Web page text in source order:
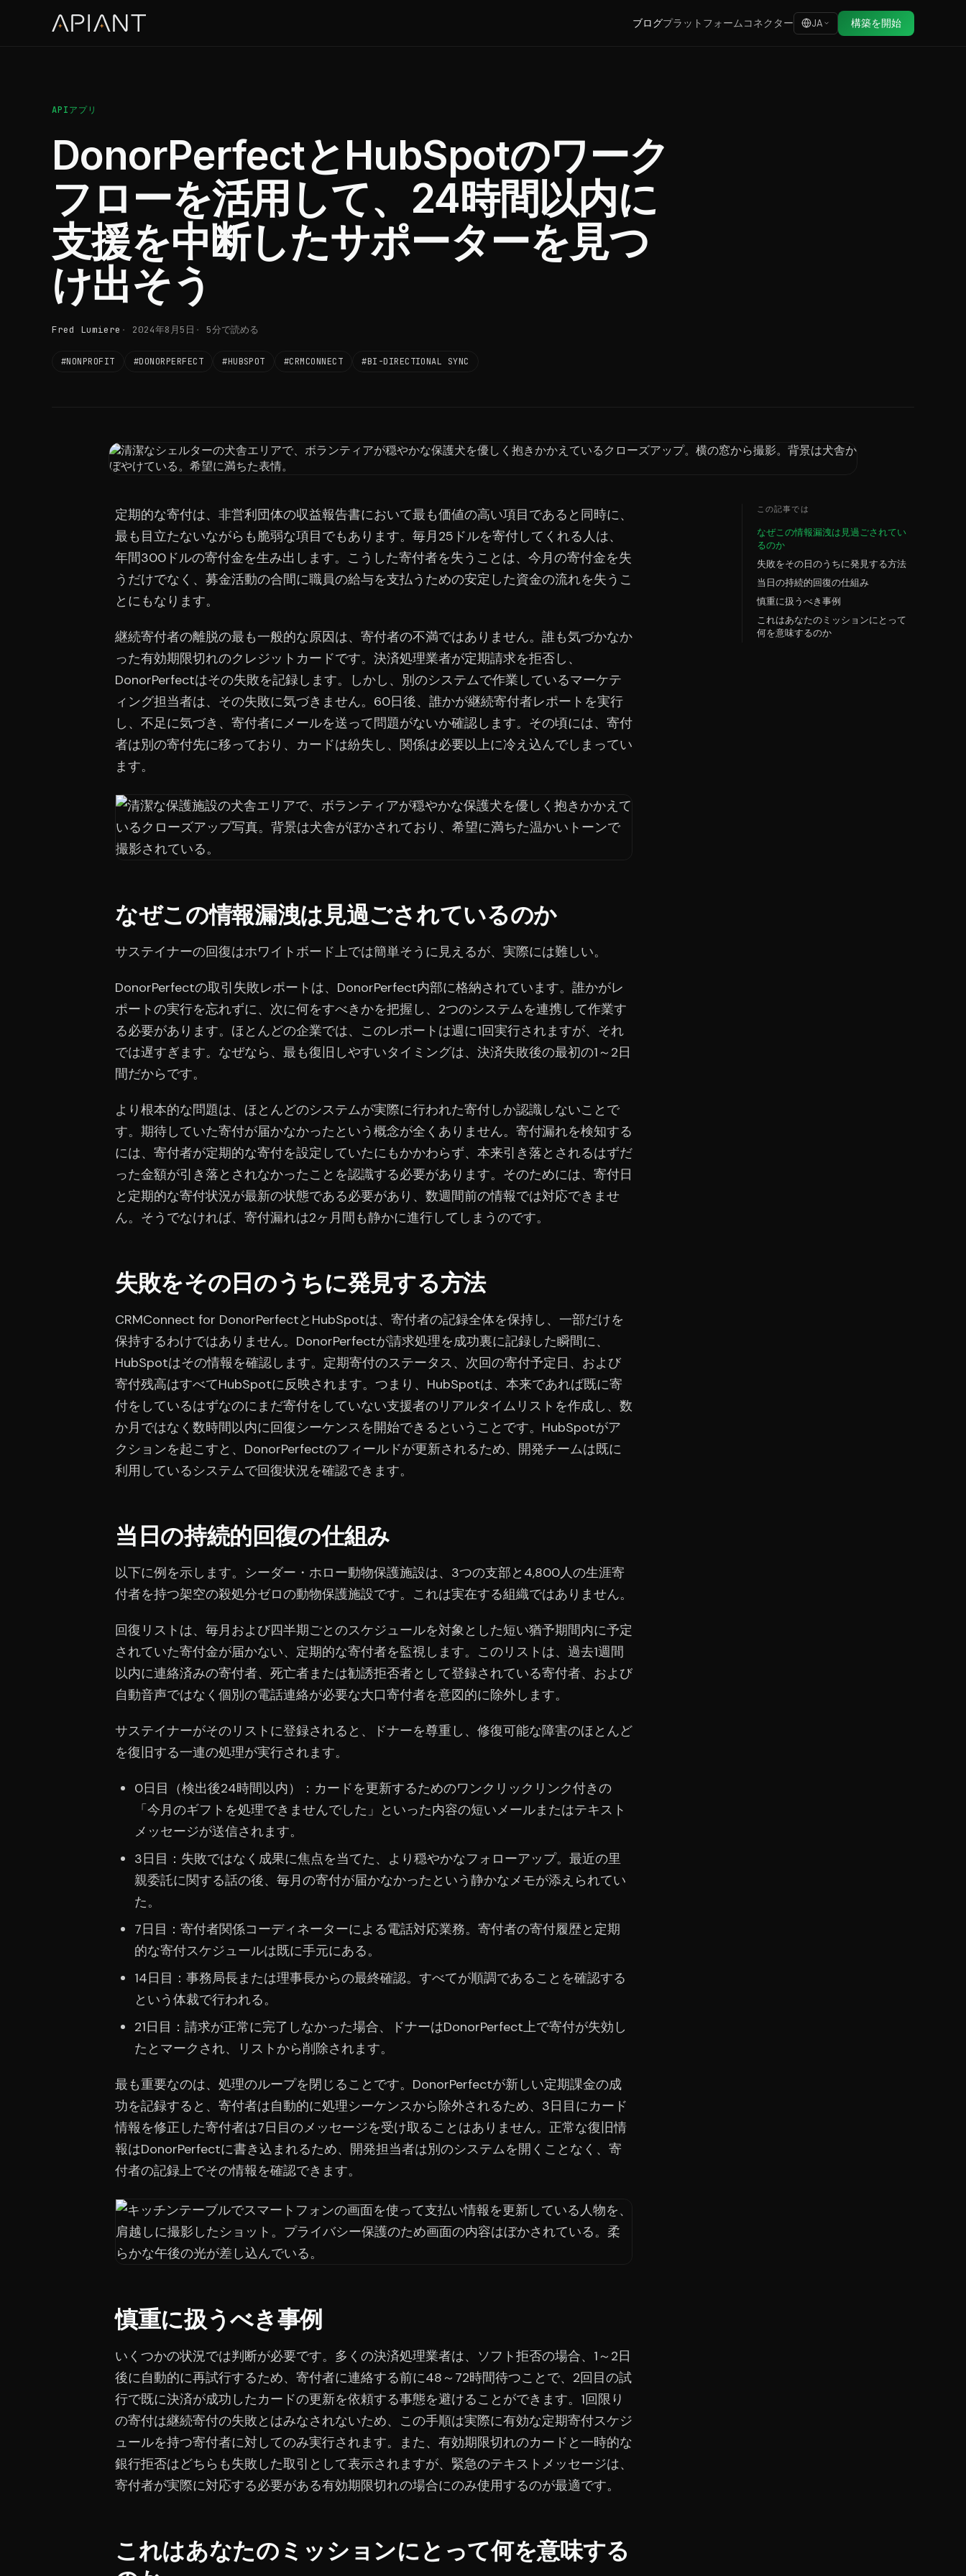
ブログプラットフォーム コネクター JA 構築を開始
APIアプリ
DonorPerfectとHubSpotのワーク
フローを活用して、24時間以内に
支援を中断したサポーターを見つ
け出そう
Fred Lumiere 2024年8月5日 5分で読める
#NONPROFIT #DONORPERFECT #HUBSPOT #CRMCONNECT #BI-DIRECTIONAL SYNC
定期的な寄付は、非営利団体の収益報告書において最も価値の高い項目であると同時に、
最も目立たないながらも脆弱な項目でもあります。毎月25ドルを寄付してくれる人は、
年間300ドルの寄付金を生み出します。こうした寄付者を失うことは、今月の寄付金を失
うだけでなく、募金活動の合間に職員の給与を支払うための安定した資金の流れを失うこ
とにもなります。
継続寄付者の離脱の最も一般的な原因は、寄付者の不満ではありません。誰も気づかなか
った有効期限切れのクレジットカードです。決済処理業者が定期請求を拒否し、
DonorPerfectはその失敗を記録します。しかし、別のシステムで作業しているマーケテ
ィング担当者は、その失敗に気づきません。60日後、誰かが継続寄付者レポートを実行
し、不足に気づき、寄付者にメールを送って問題がないか確認します。その頃には、寄付
者は別の寄付先に移っており、カードは紛失し、関係は必要以上に冷え込んでしまってい
ます。
なぜこの情報漏洩は見過ごされているのか
サステイナーの回復はホワイトボード上では簡単そうに見えるが、実際には難しい。
DonorPerfectの取引失敗レポートは、DonorPerfect内部に格納されています。誰かがレ
ポートの実行を忘れずに、次に何をすべきかを把握し、2つのシステムを連携して作業す
る必要があります。ほとんどの企業では、このレポートは週に1回実行されますが、それ
では遅すぎます。なぜなら、最も復旧しやすいタイミングは、決済失敗後の最初の1～2日
間だからです。
より根本的な問題は、ほとんどのシステムが実際に行われた寄付しか認識しないことで
す。期待していた寄付が届かなかったという概念が全くありません。寄付漏れを検知する
には、寄付者が定期的な寄付を設定していたにもかかわらず、本来引き落とされるはずだ
った金額が引き落とされなかったことを認識する必要があります。そのためには、寄付日
と定期的な寄付状況が最新の状態である必要があり、数週間前の情報では対応できませ
ん。そうでなければ、寄付漏れは2ヶ月間も静かに進行してしまうのです。
失敗をその日のうちに発見する方法
CRMConnect for DonorPerfectとHubSpotは、寄付者の記録全体を保持し、一部だけを
保持するわけではありません。DonorPerfectが請求処理を成功裏に記録した瞬間に、
HubSpotはその情報を確認します。定期寄付のステータス、次回の寄付予定日、および
寄付残高はすべてHubSpotに反映されます。つまり、HubSpotは、本来であれば既に寄
付をしているはずなのにまだ寄付をしていない支援者のリアルタイムリストを作成し、数
か月ではなく数時間以内に回復シーケンスを開始できるということです。HubSpotがア
クションを起こすと、DonorPerfectのフィールドが更新されるため、開発チームは既に
利用しているシステムで回復状況を確認できます。
当日の持続的回復の仕組み
以下に例を示します。シーダー・ホロー動物保護施設は、3つの支部と4,800人の生涯寄
付者を持つ架空の殺処分ゼロの動物保護施設です。これは実在する組織ではありません。
回復リストは、毎月および四半期ごとのスケジュールを対象とした短い猶予期間内に予定
されていた寄付金が届かない、定期的な寄付者を監視します。このリストは、過去1週間
以内に連絡済みの寄付者、死亡者または勧誘拒否者として登録されている寄付者、および
自動音声ではなく個別の電話連絡が必要な大口寄付者を意図的に除外します。
サステイナーがそのリストに登録されると、ドナーを尊重し、修復可能な障害のほとんど
を復旧する一連の処理が実行されます。
0日目（検出後24時間以内）：カードを更新するためのワンクリックリンク付きの
「今月のギフトを処理できませんでした」といった内容の短いメールまたはテキスト
メッセージが送信されます。
3日目：失敗ではなく成果に焦点を当てた、より穏やかなフォローアップ。最近の里
親委託に関する話の後、毎月の寄付が届かなかったという静かなメモが添えられてい
た。
7日目：寄付者関係コーディネーターによる電話対応業務。寄付者の寄付履歴と定期
的な寄付スケジュールは既に手元にある。
14日目：事務局長または理事長からの最終確認。すべてが順調であることを確認する
という体裁で行われる。
21日目：請求が正常に完了しなかった場合、ドナーはDonorPerfect上で寄付が失効し
たとマークされ、リストから削除されます。
最も重要なのは、処理のループを閉じることです。DonorPerfectが新しい定期課金の成
功を記録すると、寄付者は自動的に処理シーケンスから除外されるため、3日目にカード
情報を修正した寄付者は7日目のメッセージを受け取ることはありません。正常な復旧情
報はDonorPerfectに書き込まれるため、開発担当者は別のシステムを開くことなく、寄
付者の記録上でその情報を確認できます。
慎重に扱うべき事例
いくつかの状況では判断が必要です。多くの決済処理業者は、ソフト拒否の場合、1～2日
後に自動的に再試行するため、寄付者に連絡する前に48～72時間待つことで、2回目の試
行で既に決済が成功したカードの更新を依頼する事態を避けることができます。1回限り
の寄付は継続寄付の失敗とはみなされないため、この手順は実際に有効な定期寄付スケジ
ュールを持つ寄付者に対してのみ実行されます。また、有効期限切れのカードと一時的な
銀行拒否はどちらも失敗した取引として表示されますが、緊急のテキストメッセージは、
寄付者が実際に対応する必要がある有効期限切れの場合にのみ使用するのが最適です。
これはあなたのミッションにとって何を意味する
この記事では
なぜこの情報漏洩は見過ごされてい
るのか
失敗をその日のうちに発見する方法
当日の持続的回復の仕組み
慎重に扱うべき事例
これはあなたのミッションにとって
何を意味するのか